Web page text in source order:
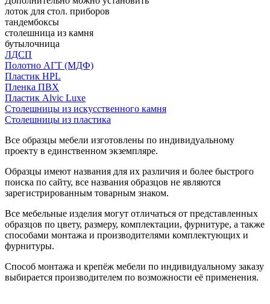
лоток для стол. приборов
тандембоксы
столешница из камня
бутылочница
ЛДСП
Полотно АГТ (МДФ)
Пластик HPL
Пленка ПВХ
Пластик Alvic Luxe
Столешницы из искусственного камня
Столешницы из пластика
Все образцы мебели изготовлены по индивидуальному
проекту в единственном экземпляре.
Образцы имеют названия для их различия и более быстрого
поиска по сайту, все названия образцов не являются
зарегистрированным товарным знаком.
Все мебельные изделия могут отличаться от представленных
образцов по цвету, размеру, комплектации, фурнитуре, а также
способами монтажа и производителями комплектующих и
фурнитуры.
Способ монтажа и крепёж мебели по индивидуальному заказу
выбирается производителем по возможности её применения.